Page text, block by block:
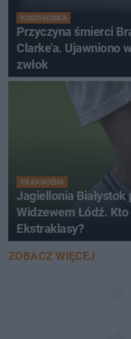
KOSZYKÓWKA
Przyczyna śmierci
Clarke'a. Ujawniono
zwłok
PIŁKA NOŻNA
Jagiellonia Białystok
Widzewem Łódź.
Ekstraklasy?
ZOBACZ WIĘCEJ